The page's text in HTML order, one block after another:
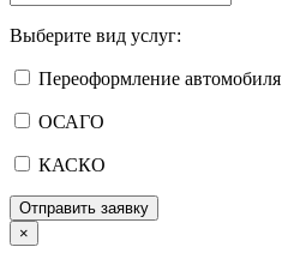
Выберите вид услуг:
Переоформление автомобиля
ОСАГО
КАСКО
Отправить заявку
×